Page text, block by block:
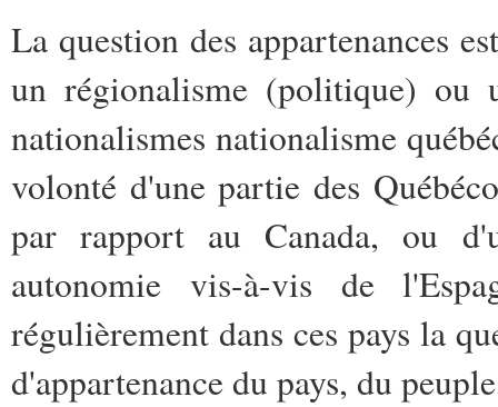
La question des appartenances
un régionalisme (politique) ou
nationalismes nationalisme
volonté d'une partie des
par rapport au Canada, ou
autonomie vis-à-vis de
régulièrement dans ces pays la
d'appartenance du pays, du